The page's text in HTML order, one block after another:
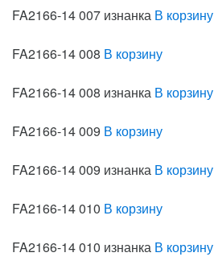
FA2166-14 007 изнанка В корзину
FA2166-14 008 В корзину
FA2166-14 008 изнанка В корзину
FA2166-14 009 В корзину
FA2166-14 009 изнанка В корзину
FA2166-14 010 В корзину
FA2166-14 010 изнанка В корзину